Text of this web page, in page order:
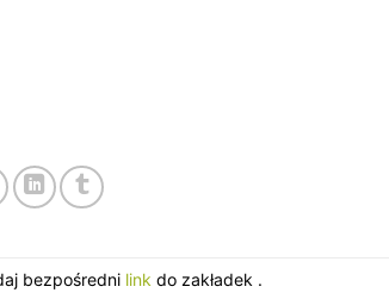
bezpośredni link do zakładek .